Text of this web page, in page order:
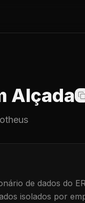
Alçada
de dados do
isolados por